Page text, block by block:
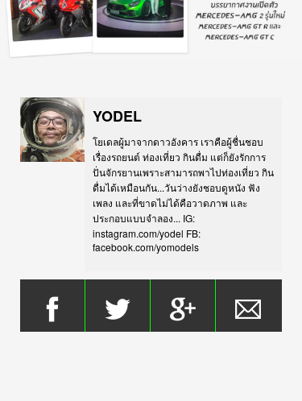
YODEL
โยเดลผู้มาจากดาวอังคาร เราคือผู้ชื่นชอบ
เรื่องรถยนต์ ท่องเที่ยว กินดื่ม แต่ก็ยังรักการ
ปั่นจักรยานเพราะสามารถพาไปท่องเที่ยว กิน
ดื่มได้เหมือนกัน...วันว่างยังชอบดูหนัง ฟัง
เพลง และที่ขาดไม่ได้คือวาดภาพ และ
ประกอบแบบจำลอง... IG:
instagram.com/yodel FB:
facebook.com/yomodels